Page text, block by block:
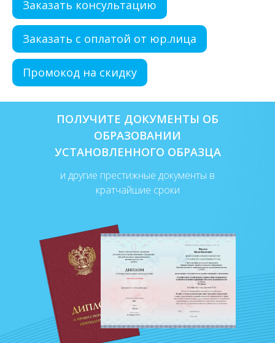
Заказать консультацию
Заказать с оплатой от юр.лица
Промокод на скидку
и другие престижные документы в
кратчайшие сроки
ПОЛУЧИТЕ ДОКУМЕНТЫ ОБ
ОБРАЗОВАНИИ
УСТАНОВЛЕННОГО ОБРАЗЦА